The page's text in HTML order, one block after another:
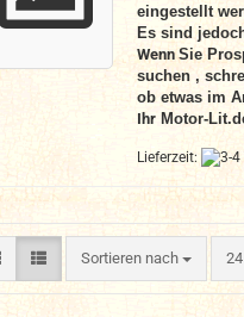
eingestellt
Es sind
WennSie
suchen ,
ob etwas im
Ihr Motor-
Lieferzeit:
Sortieren nach
Sortieren nach